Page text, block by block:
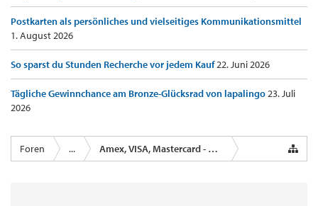
Postkarten als persönliches und vielseitiges Kommunikationsmittel
1. August 2026
So sparst du Stunden Recherche vor jedem Kauf22. Juni 2026
Tägliche Gewinnchance am Bronze-Glücksrad von lapalingo23. Juli
2026
Foren ... Amex, VISA, Mastercard - Kreditkartenanbieter